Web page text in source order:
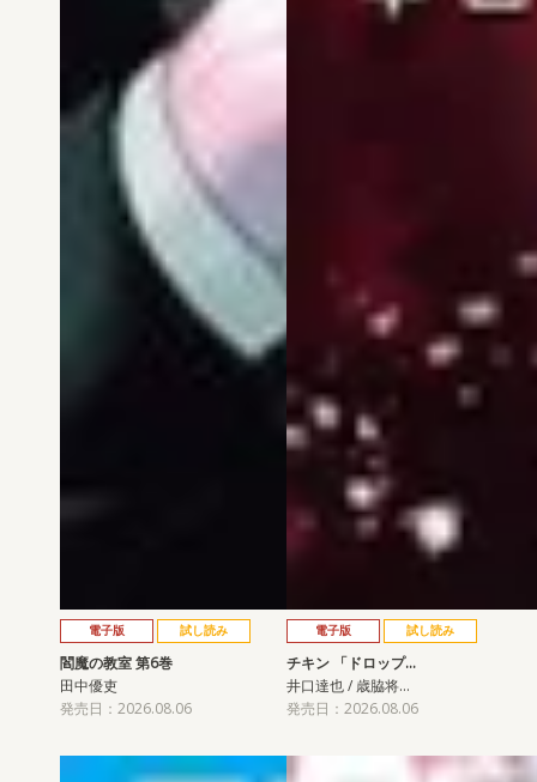
電子版 試し読み
閻魔の教室 第6巻
田中優吏
発売日：2026.08.06
電子版 試し読み
チキン 「ドロップ…
井口達也 / 歳脇将…
発売日：2026.08.06